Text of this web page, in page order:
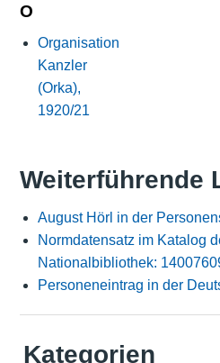
O
Organisation
Kanzler
(Orka),
1920/21
Weiterführende
August Hörl in der
Normdatensatz im Katalog
Nationalbibliothek:
Personeneintrag in der
Kategorien